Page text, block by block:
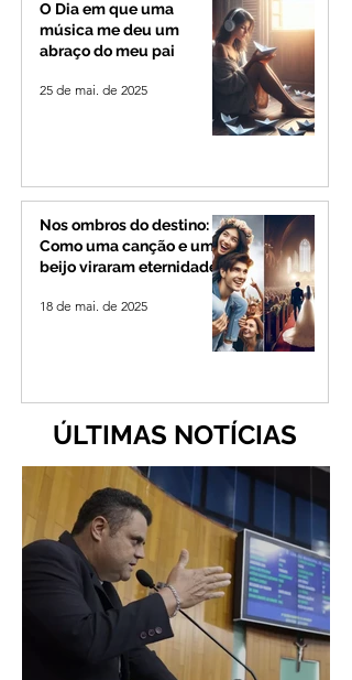
O Dia em que uma
música me deu um
abraço do meu pai
25 de mai. de 2025
Nos ombros do destino:
Como uma canção e um
beijo viraram eternidade
18 de mai. de 2025
ÚLTIMAS NOTÍCIAS